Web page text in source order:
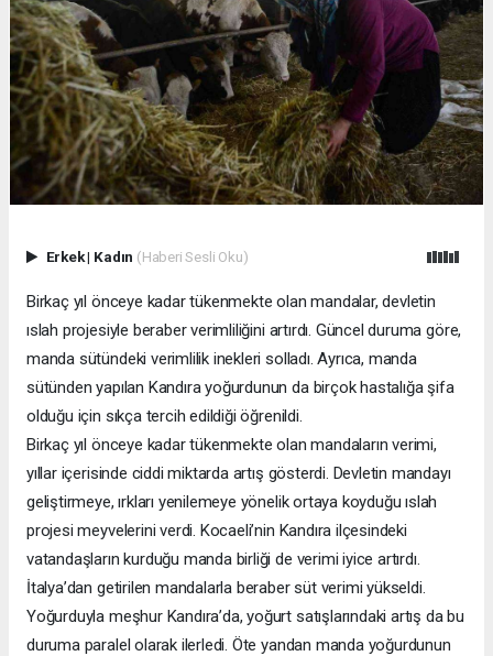
Erkek| Kadın (Haberi Sesli Oku)
Birkaç yıl önceye kadar tükenmekte olan mandalar, devletin
ıslah projesiyle beraber verimliliğini artırdı. Güncel duruma göre,
manda sütündeki verimlilik inekleri solladı. Ayrıca, manda
sütünden yapılan Kandıra yoğurdunun da birçok hastalığa şifa
olduğu için sıkça tercih edildiği öğrenildi.
Birkaç yıl önceye kadar tükenmekte olan mandaların verimi,
yıllar içerisinde ciddi miktarda artış gösterdi. Devletin mandayı
geliştirmeye, ırkları yenilemeye yönelik ortaya koyduğu ıslah
projesi meyvelerini verdi. Kocaeli’nin Kandıra ilçesindeki
vatandaşların kurduğu manda birliği de verimi iyice artırdı.
İtalya’dan getirilen mandalarla beraber süt verimi yükseldi.
Yoğurduyla meşhur Kandıra’da, yoğurt satışlarındaki artış da bu
duruma paralel olarak ilerledi. Öte yandan manda yoğurdunun